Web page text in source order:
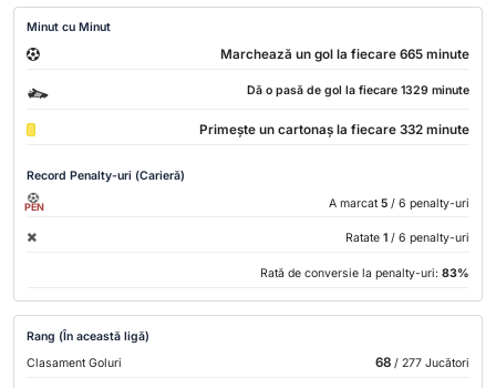
Minut cu Minut
Marchează un gol la fiecare 665 minute
Dă o pasă de gol la fiecare 1329 minute
Primește un cartonaș la fiecare 332 minute
Record Penalty-uri (Carieră)
PEN A marcat 5 / 6 penalty-uri
Ratate 1 / 6 penalty-uri
Rată de conversie la penalty-uri: 83%
Rang (În această ligă)
Clasament Goluri
68/ 277 Jucători